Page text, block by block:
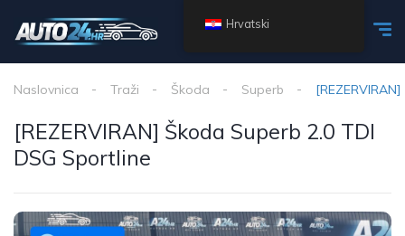
Naslovnica Traži Škoda Superb
[REZERVIRAN] Škoda Superb 2.0 TDI
DSG Sportline
Hrvatski